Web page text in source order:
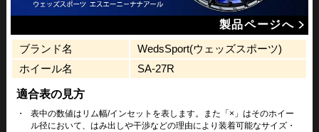
製品ページへ
ブランド名
WedsSport(ウェッズスポーツ)
ホイール名
SA-27R
適合表の見方
・
表中の数値はリム幅/インセットを表します。また「×」はそのホイー
ル径において、はみ出しや干渉などの理由により装着可能なサイズ・